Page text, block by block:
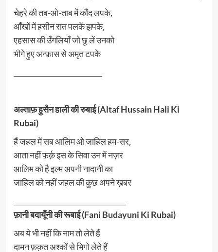
चेहरे की तब-ओ-ताब में कौंद लपके,
आँखों में हसीन रात पलकें झपके,
एहसास की उँगलियाँ जो छू लें उनको
भीगे हुए अन्फ़ास से अमृत टपके
अल्ताफ़ हुसैन हाली की रुबाई (Altaf Hussain Hali Ki
Rubai)
हैं जहल में सब आलिम ओ जाहिल हम-सर,
आता नहीं फ़र्क़ इस के सिवा उन में नज़र
आलिम को है इल्म अपनी नादानी का
जाहिल को नहीं जहल की कुछ अपने ख़बर
फ़ानी बदायूँनी की रूबाई (Fani Budayuni Ki Rubai)
अब ये भी नहीं कि नाम तो लेते हैं
दामन फ़क़त अश्कों से भिगो लेते हैं